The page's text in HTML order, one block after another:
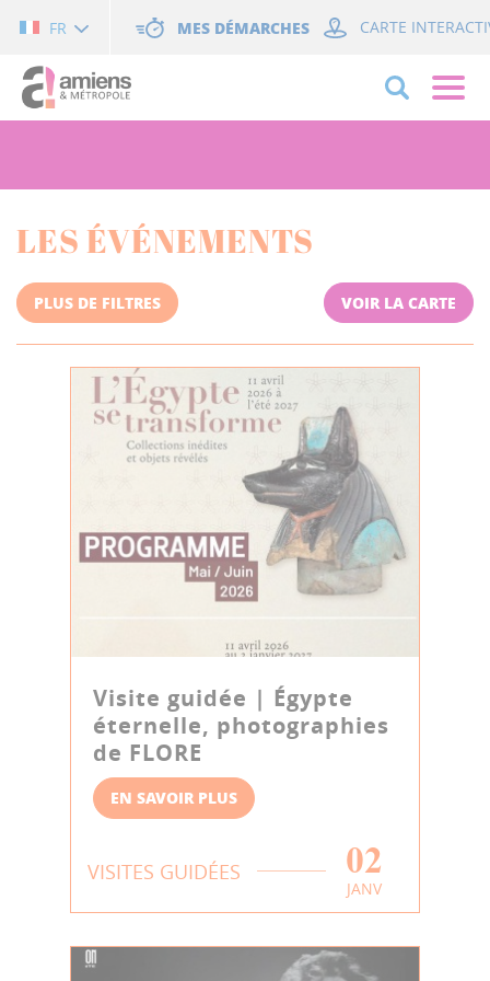
FR MES DÉMARCHES CARTE
LES ÉVÉNEMENTS
PLUS DE FILTRES VOIR LA CARTE
Visite guidée | Égypte
éternelle, photographies
de FLORE
EN SAVOIR PLUS
VISITES GUIDÉES 02
JANV